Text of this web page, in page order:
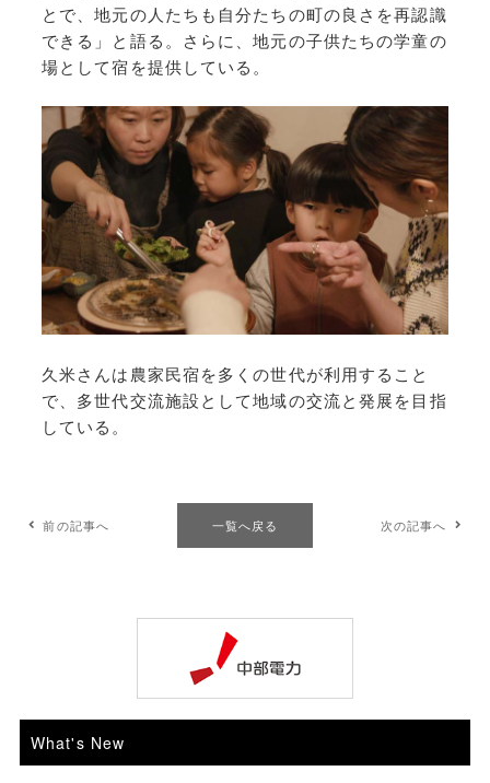
とで、地元の人たちも自分たちの町の良さを再認識
できる」と語る。さらに、地元の子供たちの学童の
場として宿を提供している。
久米さんは農家民宿を多くの世代が利用すること
で、多世代交流施設として地域の交流と発展を目指
している。
前の記事へ 一覧へ戻る 次の記事へ
What's New